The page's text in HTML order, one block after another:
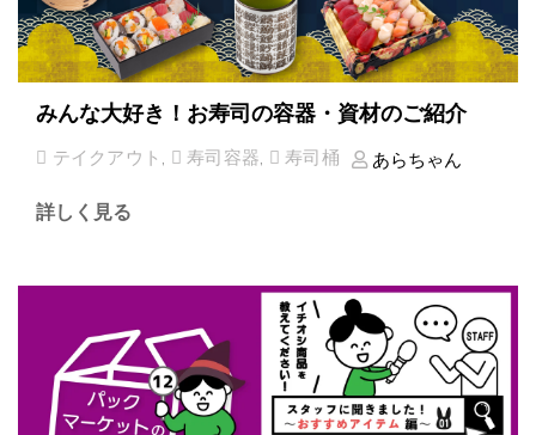
みんな大好き！お寿司の容器・資材のご紹介
テイクアウト , 寿司容器, 寿司桶 あらちゃん
詳しく見る